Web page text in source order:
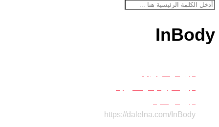
InBody
https://dalelna.com/ InBody